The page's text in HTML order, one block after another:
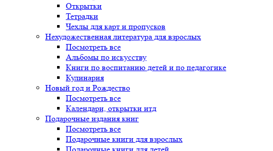
Открытки
Тетрадки
Чехлы для карт и пропусков
Нехудожественная литература для взрослых
Посмотреть все
Альбомы по искусству
Книги по воспитанию детей и по педагогике
Кулинария
Новый год и Рождество
Посмотреть все
Календари, открытки итд
Подарочные издания книг
Посмотреть все
Подарочные книги для взрослых